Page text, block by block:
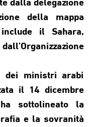
dalla delegazione
della mappa
il Sahara,
dei ministri arabi
il 14 dicembre
sottolineato la
e la sovranità